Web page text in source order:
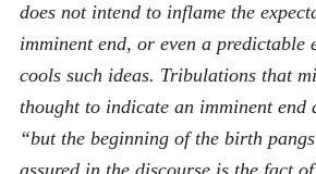
does not intend to inflame the
imminent end, or even a
cools such ideas. Tribulations that
thought to indicate an imminent end
“but the beginning of the birth
assured in the discourse is the fact